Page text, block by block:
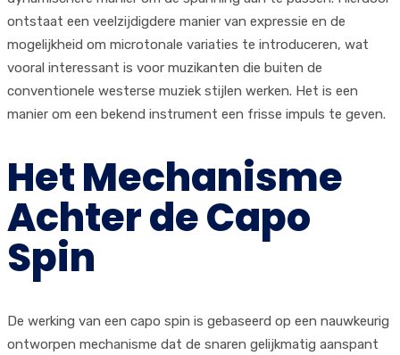
ontstaat een veelzijdigdere manier van expressie en de
mogelijkheid om microtonale variaties te introduceren, wat
vooral interessant is voor muzikanten die buiten de
conventionele westerse muziek stijlen werken. Het is een
manier om een bekend instrument een frisse impuls te geven.
Het Mechanisme
Achter de Capo
Spin
De werking van een capo spin is gebaseerd op een nauwkeurig
ontworpen mechanisme dat de snaren gelijkmatig aanspant